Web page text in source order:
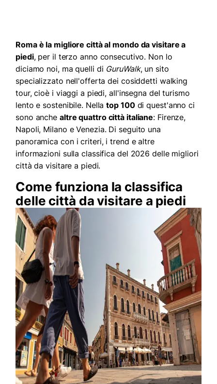
Roma è la migliore città al mondo da visitare a
piedi, per il terzo anno consecutivo. Non lo
diciamo noi, ma quelli di GuruWalk, un sito
specializzato nell'offerta dei cosiddetti walking
tour, cioè i viaggi a piedi, all'insegna del turismo
lento e sostenibile. Nellatop 100di quest'anno ci
sono anche altre quattro città italiane: Firenze,
Napoli, Milano e Venezia. Di seguito una
panoramica con i criteri, i trend e altre
informazioni sulla classifica del 2026 delle migliori
città da visitare a piedi.
Come funziona la classifica
delle città da visitare a piedi